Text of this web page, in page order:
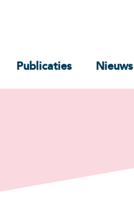
Publicaties Nieuws